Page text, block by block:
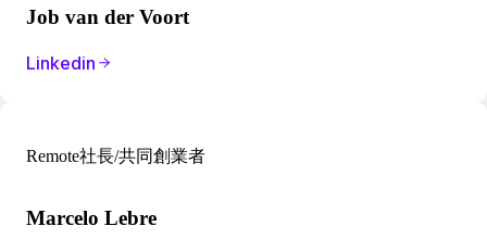
Job van der Voort
Linkedin
Remote社長/共同創業者
Marcelo Lebre